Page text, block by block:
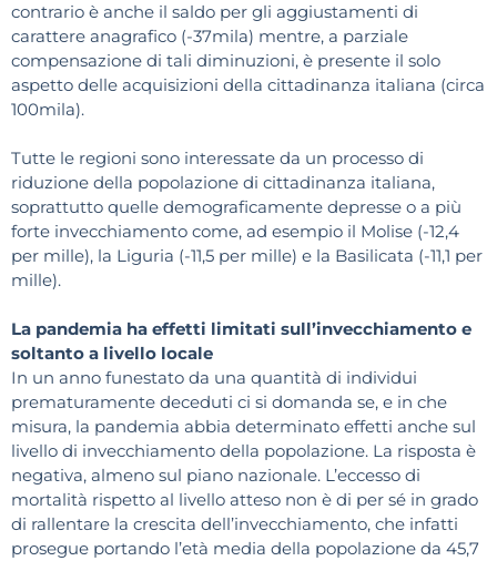
contrario è anche il saldo per gli aggiustamenti di
carattere anagrafico (-37mila) mentre, a parziale
compensazione di tali diminuzioni, è presente il solo
aspetto delle acquisizioni della cittadinanza italiana (circa
100mila).
Tutte le regioni sono interessate da un processo di
riduzione della popolazione di cittadinanza italiana,
soprattutto quelle demograficamente depresse o a più
forte invecchiamento come, ad esempio il Molise (-12,4
per mille), la Liguria (-11,5 per mille) e la Basilicata (-11,1 per
mille).
La pandemia ha effetti limitati sull’invecchiamento e
soltanto a livello locale
In un anno funestato da una quantità di individui
prematuramente deceduti ci si domanda se, e in che
misura, la pandemia abbia determinato effetti anche sul
livello di invecchiamento della popolazione. La risposta è
negativa, almeno sul piano nazionale. L’eccesso di
mortalità rispetto al livello atteso non è di per sé in grado
di rallentare la crescita dell’invecchiamento, che infatti
prosegue portando l’età media della popolazione da 45,7